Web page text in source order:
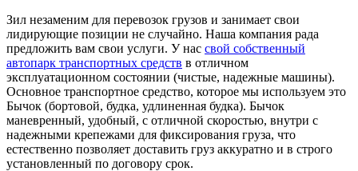
Зил незаменим для перевозок грузов и занимает свои
лидирующие позиции не случайно. Наша компания рада
предложить вам свои услуги. У нас свой собственный
автопарк транспортных средств в отличном
эксплуатационном состоянии (чистые, надежные машины).
Основное транспортное средство, которое мы используем это
Бычок (бортовой, будка, удлиненная будка). Бычок
маневренный, удобный, с отличной скоростью, внутри с
надежными крепежами для фиксирования груза, что
естественно позволяет доставить груз аккуратно и в строго
установленный по договору срок.